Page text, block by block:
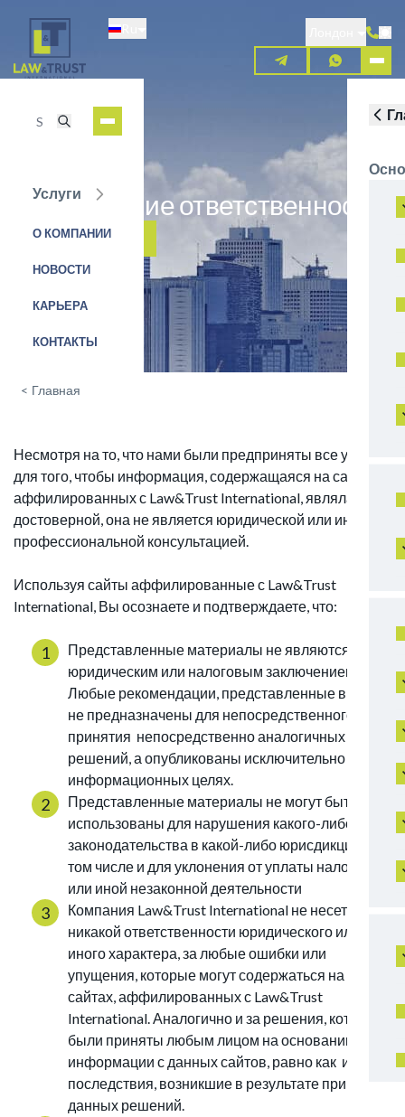
основному
содержанию
Услуги
О КОМПАНИИ
НОВОСТИ
КАРЬЕРА
КОНТАКТЫ
Ограничение ответственности
ЗАЯВКА НА УСЛУГУ
< Главная
Несмотря на то, что нами были предприняты все усилия
для того, чтобы информация, содержащаяся на сайтах,
аффилированных с Law&Trust International, являлась
достоверной, она не является юридической или иной
профессиональной консультацией.
Используя сайты аффилированные с Law&Trust
International, Вы осознаете и подтверждаете, что:
Представленные материалы не являются
юридическим или налоговым заключением.
Любые рекомендации, представленные в них,
не предназначены для непосредственного
принятия непосредственно аналогичных
решений, а опубликованы исключительно в
информационных целях.
Представленные материалы не могут быть
использованы для нарушения какого-либо
законодательства в какой-либо юрисдикции, в
том числе и для уклонения от уплаты налогов
или иной незаконной деятельности
Компания Law&Trust International не несет
никакой ответственности юридического или
иного характера, за любые ошибки или
упущения, которые могут содержаться на
сайтах, аффилированных с Law&Trust
International. Аналогично и за решения, которые
были приняты любым лицом на основании
информации с данных сайтов, равно как и за
последствия, возникшие в результате принятия
данных решений.